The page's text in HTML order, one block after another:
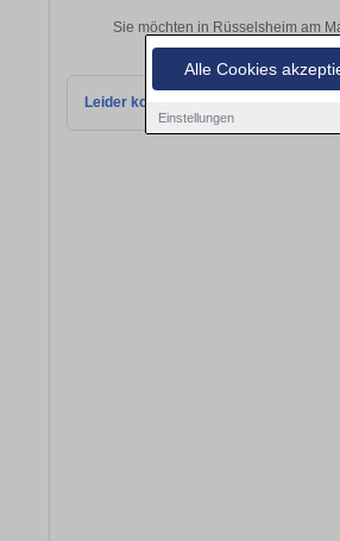
Alle Cookies
Einstellungen
Sie möchten in Rüsselsheim am
aus Rüsselsheim am Main
Leider konnten wir derzeit keine